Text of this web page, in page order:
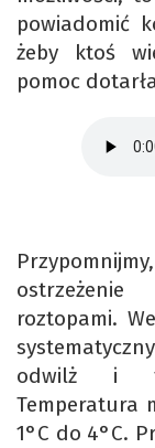
powiadomić
żeby ktoś
pomoc
roztopami.
odwilż i
Temperatura
1°C do 4°C.